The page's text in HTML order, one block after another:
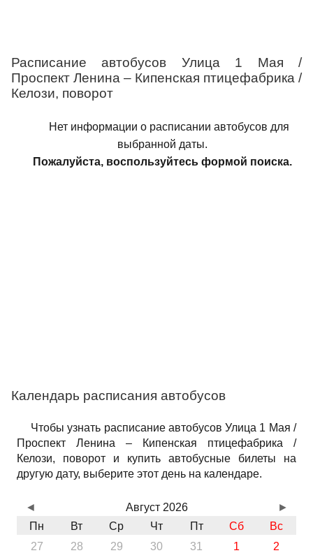
Расписание автобусов Улица 1 Мая /
Проспект Ленина – Кипенская птицефабрика /
Келози, поворот
Нет информации о расписании автобусов для
выбранной даты.
Пожалуйста, воспользуйтесь формой поиска.
Календарь расписания автобусов
Чтобы узнать расписание автобусов Улица 1 Мая /
Проспект Ленина – Кипенская птицефабрика /
Келози, поворот и купить автобусные билеты на
другую дату, выберите этот день на календаре.
Август 2026
Пн
Вт Ср Чт Пт Сб
Вс
27
28 29 30 31 1
2
◄ ►